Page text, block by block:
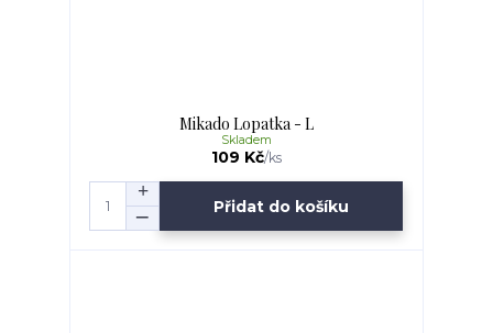
Mikado Lopatka - L
109 Kč/ks
Skladem
Přidat do košíku